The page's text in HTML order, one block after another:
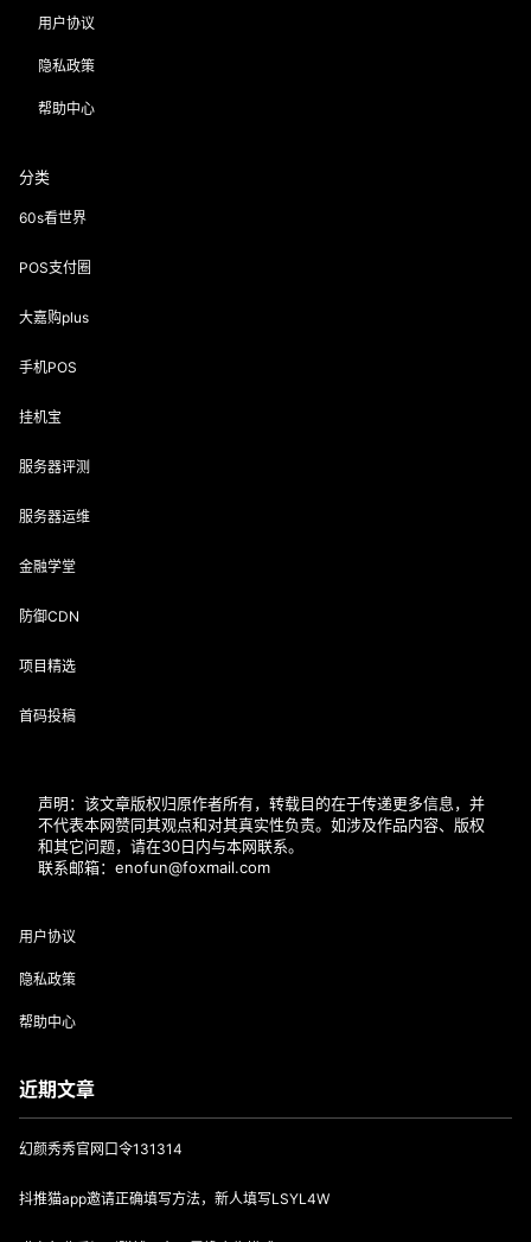
用户协议
隐私政策
帮助中心
分类
60s看世界
POS支付圈
大嘉购plus
手机POS
挂机宝
服务器评测
服务器运维
金融学堂
防御CDN
项目精选
首码投稿
声明：该文章版权归原作者所有，转载目的在于传递更多信息，并
不代表本网赞同其观点和对其真实性负责。如涉及作品内容、版权
和其它问题，请在30日内与本网联系。
联系邮箱：enofun@foxmail.com
用户协议
隐私政策
帮助中心
近期文章
幻颜秀秀官网口令131314
抖推猫app邀请正确填写方法，新人填写LSYL4W